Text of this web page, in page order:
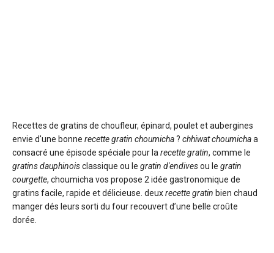
Recettes de gratins de choufleur, épinard, poulet et aubergines
envie d'une bonne recette gratin choumicha? chhiwat choumichaa
consacré une épisode spéciale pour larecette gratin, comme le
gratins dauphinoisclassique ou le gratin d'endivesou le gratin
courgette, choumicha vos propose 2 idée gastronomique de
gratins facile, rapide et délicieuse. deuxrecette gratin bien chaud
manger dés leurs sorti du four recouvert d’une belle croûte
dorée.